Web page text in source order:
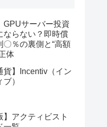
GPUサーバー投資
ならない？即時償
〇％の裏側と“高額
体
貨】Incentiv（イン
）
】アクティビスト